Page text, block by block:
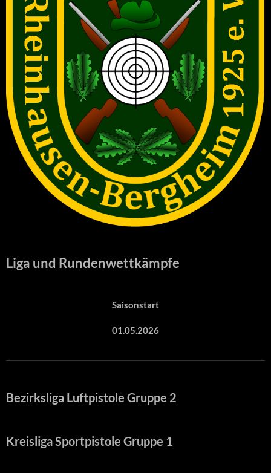
Liga und Rundenwettkämpfe
Saisonstart
01.05.2026
Bezirksliga Luftpistole Gruppe 2
Kreisliga Sportpistole Gruppe 1